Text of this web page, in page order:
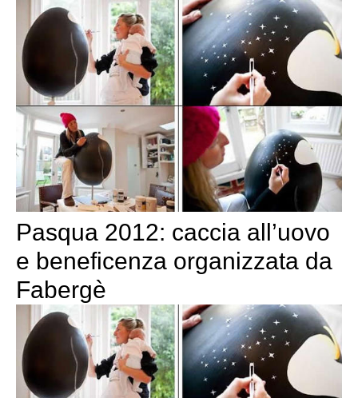
Pasqua 2012: caccia all’uovo
e beneficenza organizzata da
Fabergè